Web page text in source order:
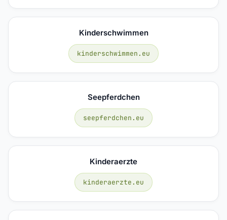
Kinderschwimmen
kinderschwimmen.eu
Seepferdchen
seepferdchen.eu
Kinderaerzte
kinderaerzte.eu